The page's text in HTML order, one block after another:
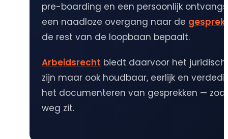
pre-boarding en een persoonlijk
een naadloze overgang naar de
de rest van de loopbaan bepaalt.
Arbeidsrecht biedt daarvoor het
zijn maar ook houdbaar, eerlijk en
het documenteren van gesprekken —
weg zit.